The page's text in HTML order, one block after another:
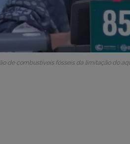
de combustíveis fósseis da limitação do